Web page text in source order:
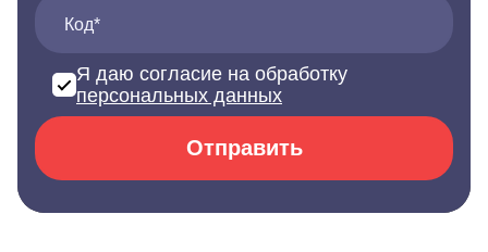
Код*
Я даю согласие на обработку
персональных данных
Отправить